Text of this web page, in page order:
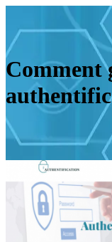
Comment